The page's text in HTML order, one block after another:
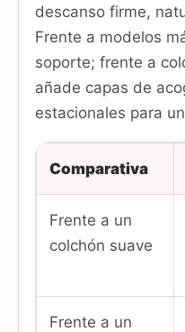
descanso firme,
Frente a modelos
soporte; frente a
añade capas de
estacionales para
Comparativa
Frente a un
colchón suave
Frente a un